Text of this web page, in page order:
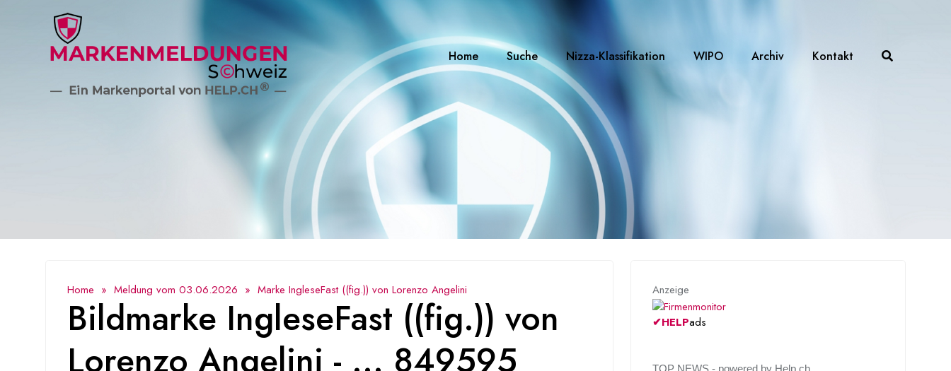
Home Suche Nizza-Klassifikation WIPO Archiv Kontakt
Home » Meldung vom 03.06.2026 » Marke IngleseFast ((fig.)) von Lorenzo Angelini
Bildmarke IngleseFast ((fig.)) von
Lorenzo Angelini - ... 849595
Anzeige
✔HELPads